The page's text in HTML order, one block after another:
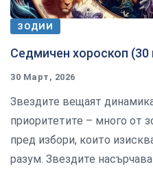
ЗОДИИ
Седмичен хороскоп (30
30 Март, 2026
Звездите вещаят
приоритетите – много от
пред избори, които
разум. Звездите